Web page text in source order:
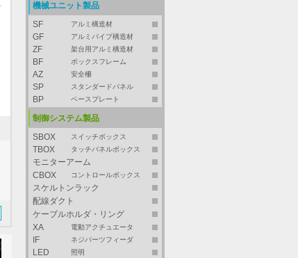
機械ユニット製品
SF
アルミ構造材
GF アルミパイプ構造材
ZF 架台用アルミ構造材
BF ボックスフレーム
AZ 安全柵
SP スタンダードパネル
BP ベースプレート
制御システム製品
SBOX
スイッチボックス
TBOX タッチパネルボックス
モニターアーム
CBOX
コントロールボックス
スケルトンラック
配線ダクト
ケーブルホルダ・リング
XA
電動アクチュエータ
IF ネジパーツフィーダ
LED 照明